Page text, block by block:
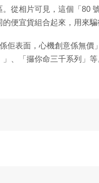
從相片可見，這個「80
便宜貨組合起來，用來騙
佢表面，心機創意係無價
、「攞你命三千系列」等